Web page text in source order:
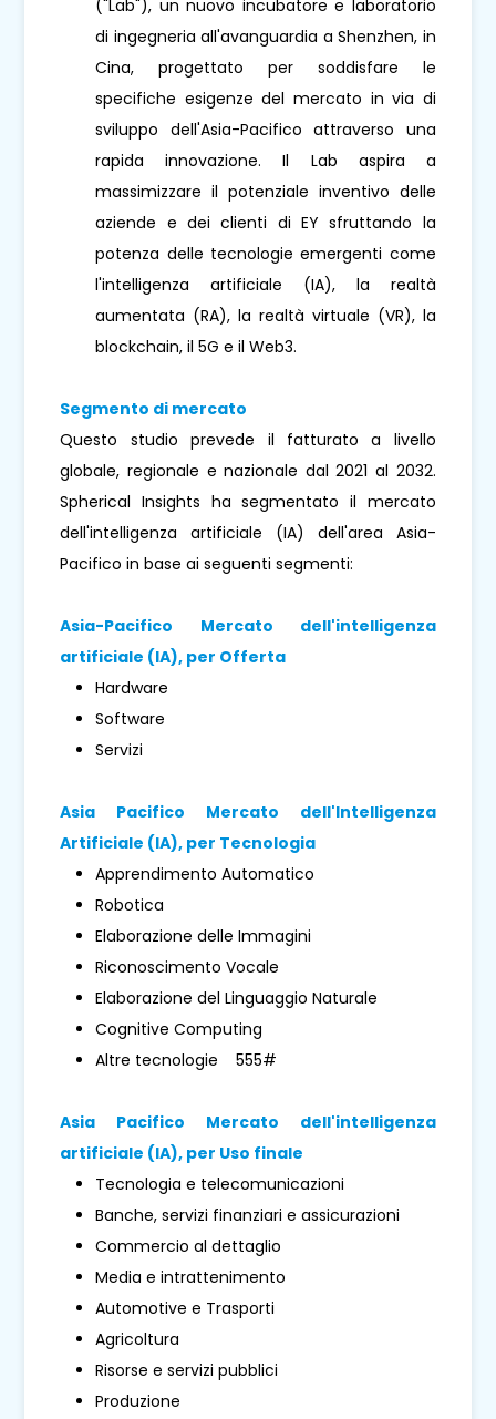
("Lab"), un nuovo incubatore e laboratorio
di ingegneria all'avanguardia a Shenzhen, in
Cina, progettato per soddisfare le
specifiche esigenze del mercato in via di
sviluppo dell'Asia-Pacifico attraverso una
rapida innovazione. Il Lab aspira a
massimizzare il potenziale inventivo delle
aziende e dei clienti di EY sfruttando la
potenza delle tecnologie emergenti come
l'intelligenza artificiale (IA), la realtà
aumentata (RA), la realtà virtuale (VR), la
blockchain, il 5G e il Web3.
Segmento di mercato
Questo studio prevede il fatturato a livello
globale, regionale e nazionale dal 2021 al 2032.
Spherical Insights ha segmentato il mercato
dell'intelligenza artificiale (IA) dell'area Asia-
Pacifico in base ai seguenti segmenti:
Asia-Pacifico Mercato dell'intelligenza
artificiale (IA), per Offerta
Hardware
Software
Servizi
Asia Pacifico Mercato dell'Intelligenza
Artificiale (IA), per Tecnologia
Apprendimento Automatico
Robotica
Elaborazione delle Immagini
Riconoscimento Vocale
Elaborazione del Linguaggio Naturale
Cognitive Computing
Altre tecnologie 555#
Asia Pacifico Mercato dell'intelligenza
artificiale (IA), per Uso finale
Tecnologia e telecomunicazioni
Banche, servizi finanziari e assicurazioni
Commercio al dettaglio
Media e intrattenimento
Automotive e Trasporti
Agricoltura
Risorse e servizi pubblici
Produzione